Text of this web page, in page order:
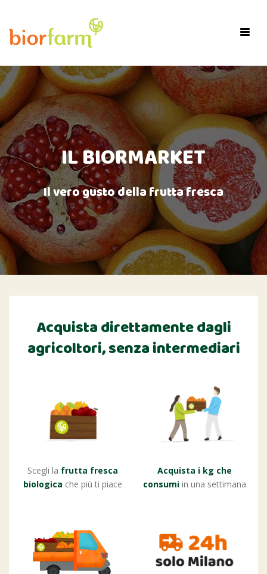
IL BIORMARKET
Il vero gusto della frutta fresca
Acquista direttamente dagli
agricoltori,senza intermediari
Scegli la frutta fresca
biologica che più ti piace
Acquista i kg che
consumiin una settimana